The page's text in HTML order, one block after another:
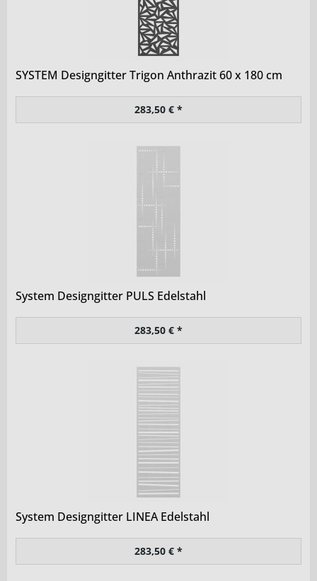
SYSTEM Designgitter Trigon Anthrazit 60 x 180 cm
283,50 € *
System Designgitter PULS Edelstahl
283,50 € *
System Designgitter LINEA Edelstahl
283,50 € *